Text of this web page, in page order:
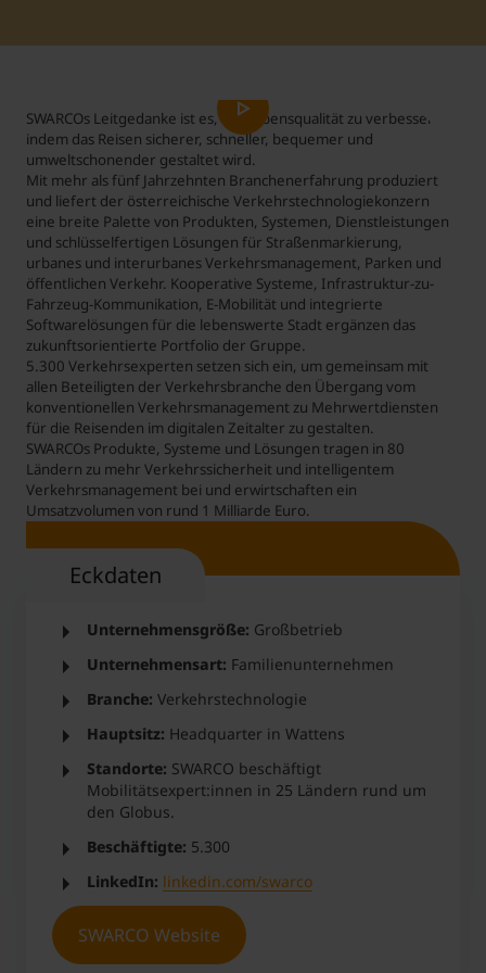
Student Support
Unterkünfte
Internationalization at Home
Kurse auf Englisch
SWARCOs Leitgedanke ist es, die Lebensqualität zu verbessern,
indem das Reisen sicherer, schneller, bequemer und
umweltschonender gestaltet wird.
Mit mehr als fünf Jahrzehnten Branchenerfahrung produziert
und liefert der österreichische Verkehrstechnologiekonzern
eine breite Palette von Produkten, Systemen, Dienstleistungen
und schlüsselfertigen Lösungen für Straßenmarkierung,
urbanes und interurbanes Verkehrsmanagement, Parken und
öffentlichen Verkehr. Kooperative Systeme, Infrastruktur-zu-
Fahrzeug-Kommunikation, E-Mobilität und integrierte
Softwarelösungen für die lebenswerte Stadt ergänzen das
zukunftsorientierte Portfolio der Gruppe.
5.300 Verkehrsexperten setzen sich ein, um gemeinsam mit
allen Beteiligten der Verkehrsbranche den Übergang vom
konventionellen Verkehrsmanagement zu Mehrwertdiensten
für die Reisenden im digitalen Zeitalter zu gestalten.
SWARCOs Produkte, Systeme und Lösungen tragen in 80
Ländern zu mehr Verkehrssicherheit und intelligentem
Verkehrsmanagement bei und erwirtschaften ein
Umsatzvolumen von rund 1 Milliarde Euro.
Eckdaten
Unternehmensgröße: Großbetrieb
Unternehmensart: Familienunternehmen
Branche: Verkehrstechnologie
Hauptsitz: Headquarter in Wattens
Standorte: SWARCO beschäftigt
Mobilitätsexpert:innen in 25 Ländern rund um
den Globus.
Beschäftigte: 5.300
LinkedIn: linkedin.com/swarco
SWARCO Website